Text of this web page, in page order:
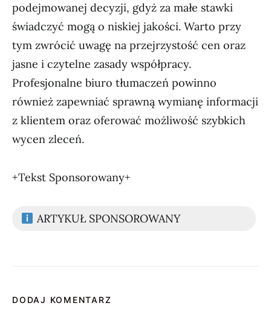
podejmowanej decyzji, gdyż za małe stawki
świadczyć mogą o niskiej jakości. Warto przy
tym zwrócić uwagę na przejrzystość cen oraz
jasne i czytelne zasady współpracy.
Profesjonalne biuro tłumaczeń powinno
również zapewniać sprawną wymianę informacji
z klientem oraz oferować możliwość szybkich
wycen zleceń.
+Tekst Sponsorowany+
ARTYKUŁ SPONSOROWANY
DODAJ KOMENTARZ